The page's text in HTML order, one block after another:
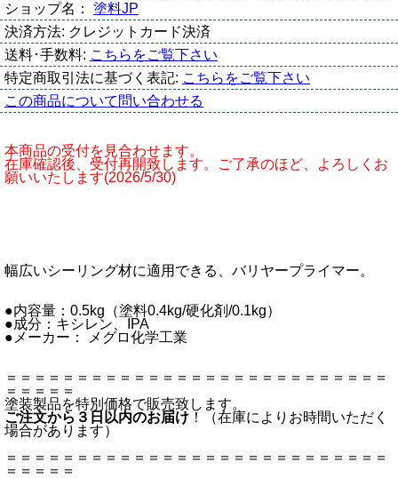
ショップ名： 塗料JP
決済方法: クレジットカード決済
送料･手数料: こちらをご覧下さい
特定商取引法に基づく表記: こちらをご覧下さい
この商品について問い合わせる
本商品の受付を見合わせます。
在庫確認後、受付再開致します。ご了承のほど、よろしくお
願いいたします(2026/5/30)
幅広いシーリング材に適用できる、バリヤープライマー。
●内容量：0.5kg（塗料0.4kg/硬化剤/0.1kg）
●成分：キシレン、IPA
●メーカー： メグロ化学工業
＝＝＝＝＝＝＝＝＝＝＝＝＝＝＝＝＝＝＝＝＝＝＝＝＝＝＝
＝＝＝＝＝
塗装製品を特別価格で販売致します。
ご注文から３日以内のお届け ！（在庫によりお時間いただく
場合があります）
＝＝＝＝＝＝＝＝＝＝＝＝＝＝＝＝＝＝＝＝＝＝＝＝＝＝＝
＝＝＝＝＝